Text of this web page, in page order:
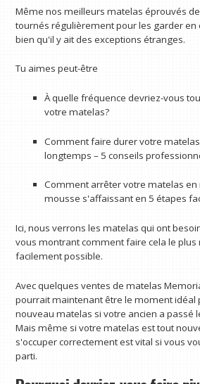
Même nos meilleurs matelas éprouvés
tournés régulièrement pour les garder en
bien qu'il y ait des exceptions étranges.
Tu aimes peut-être
À quelle fréquence devriez-vous
votre matelas?
Comment faire durer votre
longtemps – 5 conseils
Comment arrêter votre matelas
mousse s'affaissant en 5 étapes
Ici, nous verrons les matelas qui ont
vous montrant comment faire cela le
facilement possible.
Avec quelques ventes de matelas
pourrait maintenant être le moment idéal
nouveau matelas si votre ancien a passé
Mais même si votre matelas est tout
s'occuper correctement est vital si vous
parti.